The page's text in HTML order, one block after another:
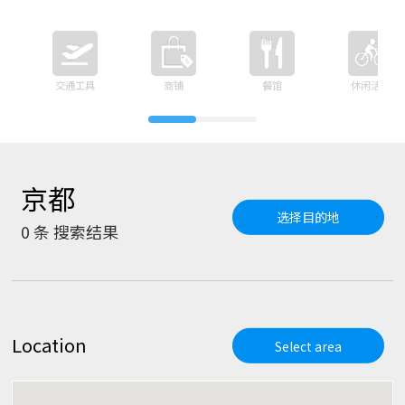
交通工具 商铺 餐馆 休闲活动
京都
0条 搜索结果
选择目的地
Location Select area